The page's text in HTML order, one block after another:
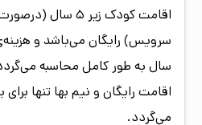
اقامت کودک زیر 5
سال به طور کامل محاسبه
اقامت رایگان و نیم بها تنها
می‌گردد.